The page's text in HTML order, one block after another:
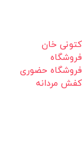
کتونی خان
فروشگاه
فروشگاه حضوری
کفش مردانه